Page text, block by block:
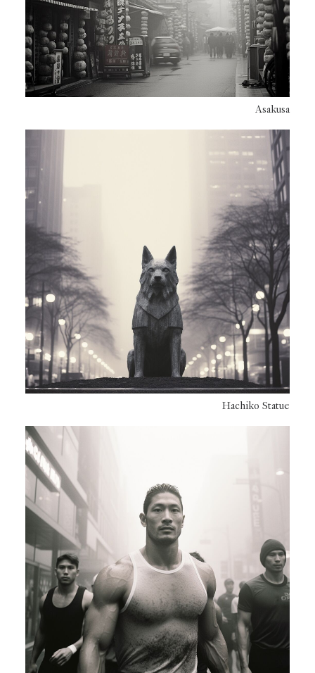
Asakusa
Hachiko Statue